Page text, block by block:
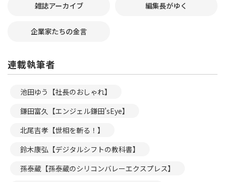
雑誌アーカイブ 編集長がゆく
企業家たちの金言
連載執筆者
池田ゆう【社長のおしゃれ】
鎌田富久【エンジェル鎌田’sEye】
北尾吉孝【世相を斬る！】
鈴木康弘【デジタルシフトの教科書】
孫泰蔵【孫泰蔵のシリコンバレーエクスプレス】